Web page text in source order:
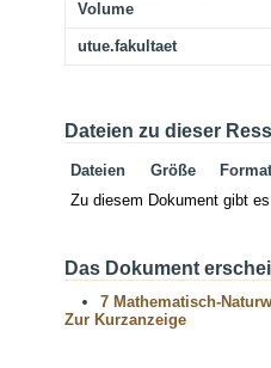
Volume
utue.fakultaet
Dateien zu dieser
Dateien Größe
Format
Zu diesem Dokument gibt
Das Dokument
7 Mathematisch-
Zur Kurzanzeige